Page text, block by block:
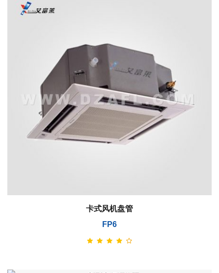
卡式风机盘管
FP6